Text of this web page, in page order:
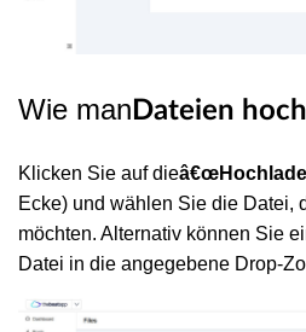
Wie man Dateien
Klicken Sie auf die
Ecke) und wählen Sie die Datei,
möchten. Alternativ können Sie
Datei in die angegebene Drop-